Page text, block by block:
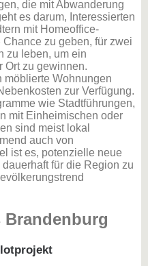
die mit Abwanderung
es darum, Interessierten
mit Homeoffice-
zu geben, für zwei
zu leben, um ein
Ort zu gewinnen.
möblierte Wohnungen
zur Verfügung.
wie Stadtführungen,
mit Einheimischen oder
sind meist lokal
auch von
ist es, potenzielle neue
für die Region zu
Brandenburg